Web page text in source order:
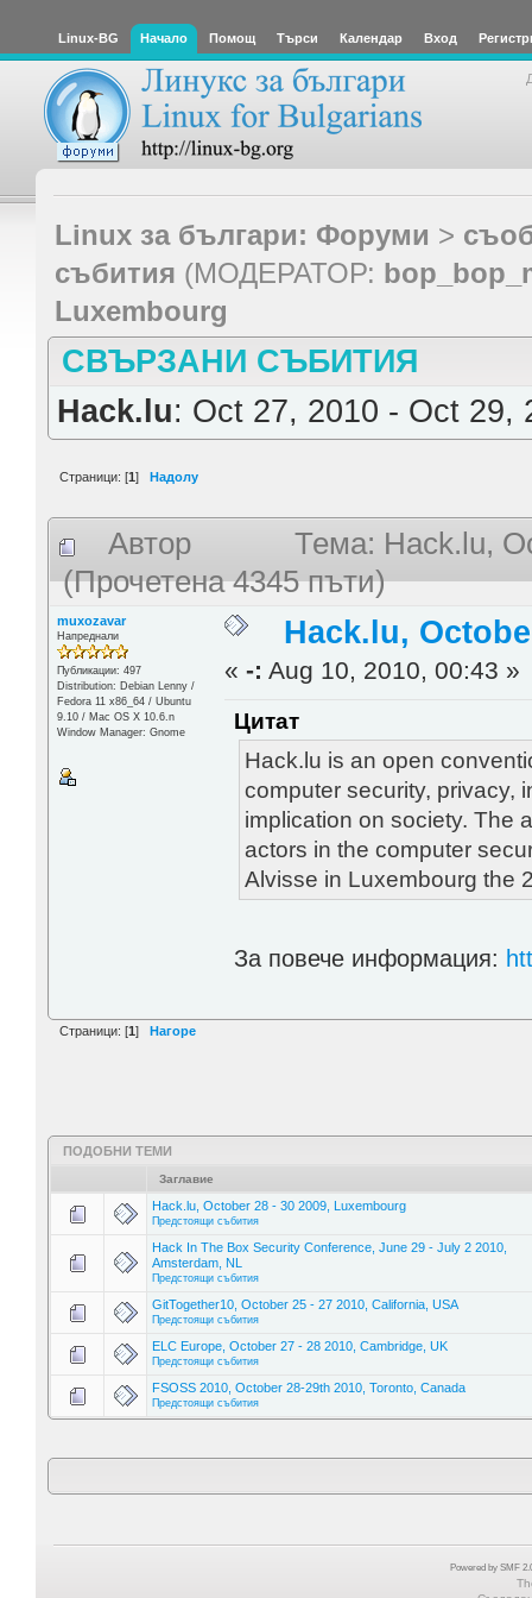
Linux-BG Начало Помощ Търси Календар Вход
Linux за българи: Форуми >
събития (МОДЕРАТОР:
Luxembourg
СВЪРЗАНИ СЪБИТИЯ
Hack.lu: Oct 27, 2010 - Oct 29,
Страници: [1] Надолу
Автор
Тема: Hack.lu,
(Прочетена 4345 пъти)
muxozavar
Напреднали
Публикации: 497
Distribution: Debian Lenny /
Fedora 11 x86_64 / Ubuntu
9.10 / Mac OS X 10.6.n
Window Manager: Gnome
Hack.lu,
«-: Aug 10, 2010, 00:43 »
Цитат
Hack.lu is an open
computer security, privacy,
implication on society. The
actors in the computer
Alvisse in Luxembourg the
За повече информация:
Страници: [1] Нагоре
ПОДОБНИ ТЕМИ
Заглавие
Hack.lu, October 28 - 30 2009, Luxembourg
Предстоящи събития
Hack In The Box Security Conference, June 29 - July 2 2010,
Amsterdam, NL
Предстоящи събития
GitTogether10, October 25 - 27 2010, California, USA
Предстоящи събития
ELC Europe, October 27 - 28 2010, Cambridge, UK
Предстоящи събития
FSOSS 2010, October 28-29th 2010, Toronto, Canada
Предстоящи събития
Powered by SMF